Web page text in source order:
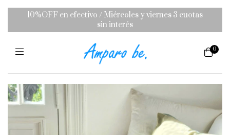
10%OFF en efectivo / Miércoles y viernes 3 cuotas
sin interés
0